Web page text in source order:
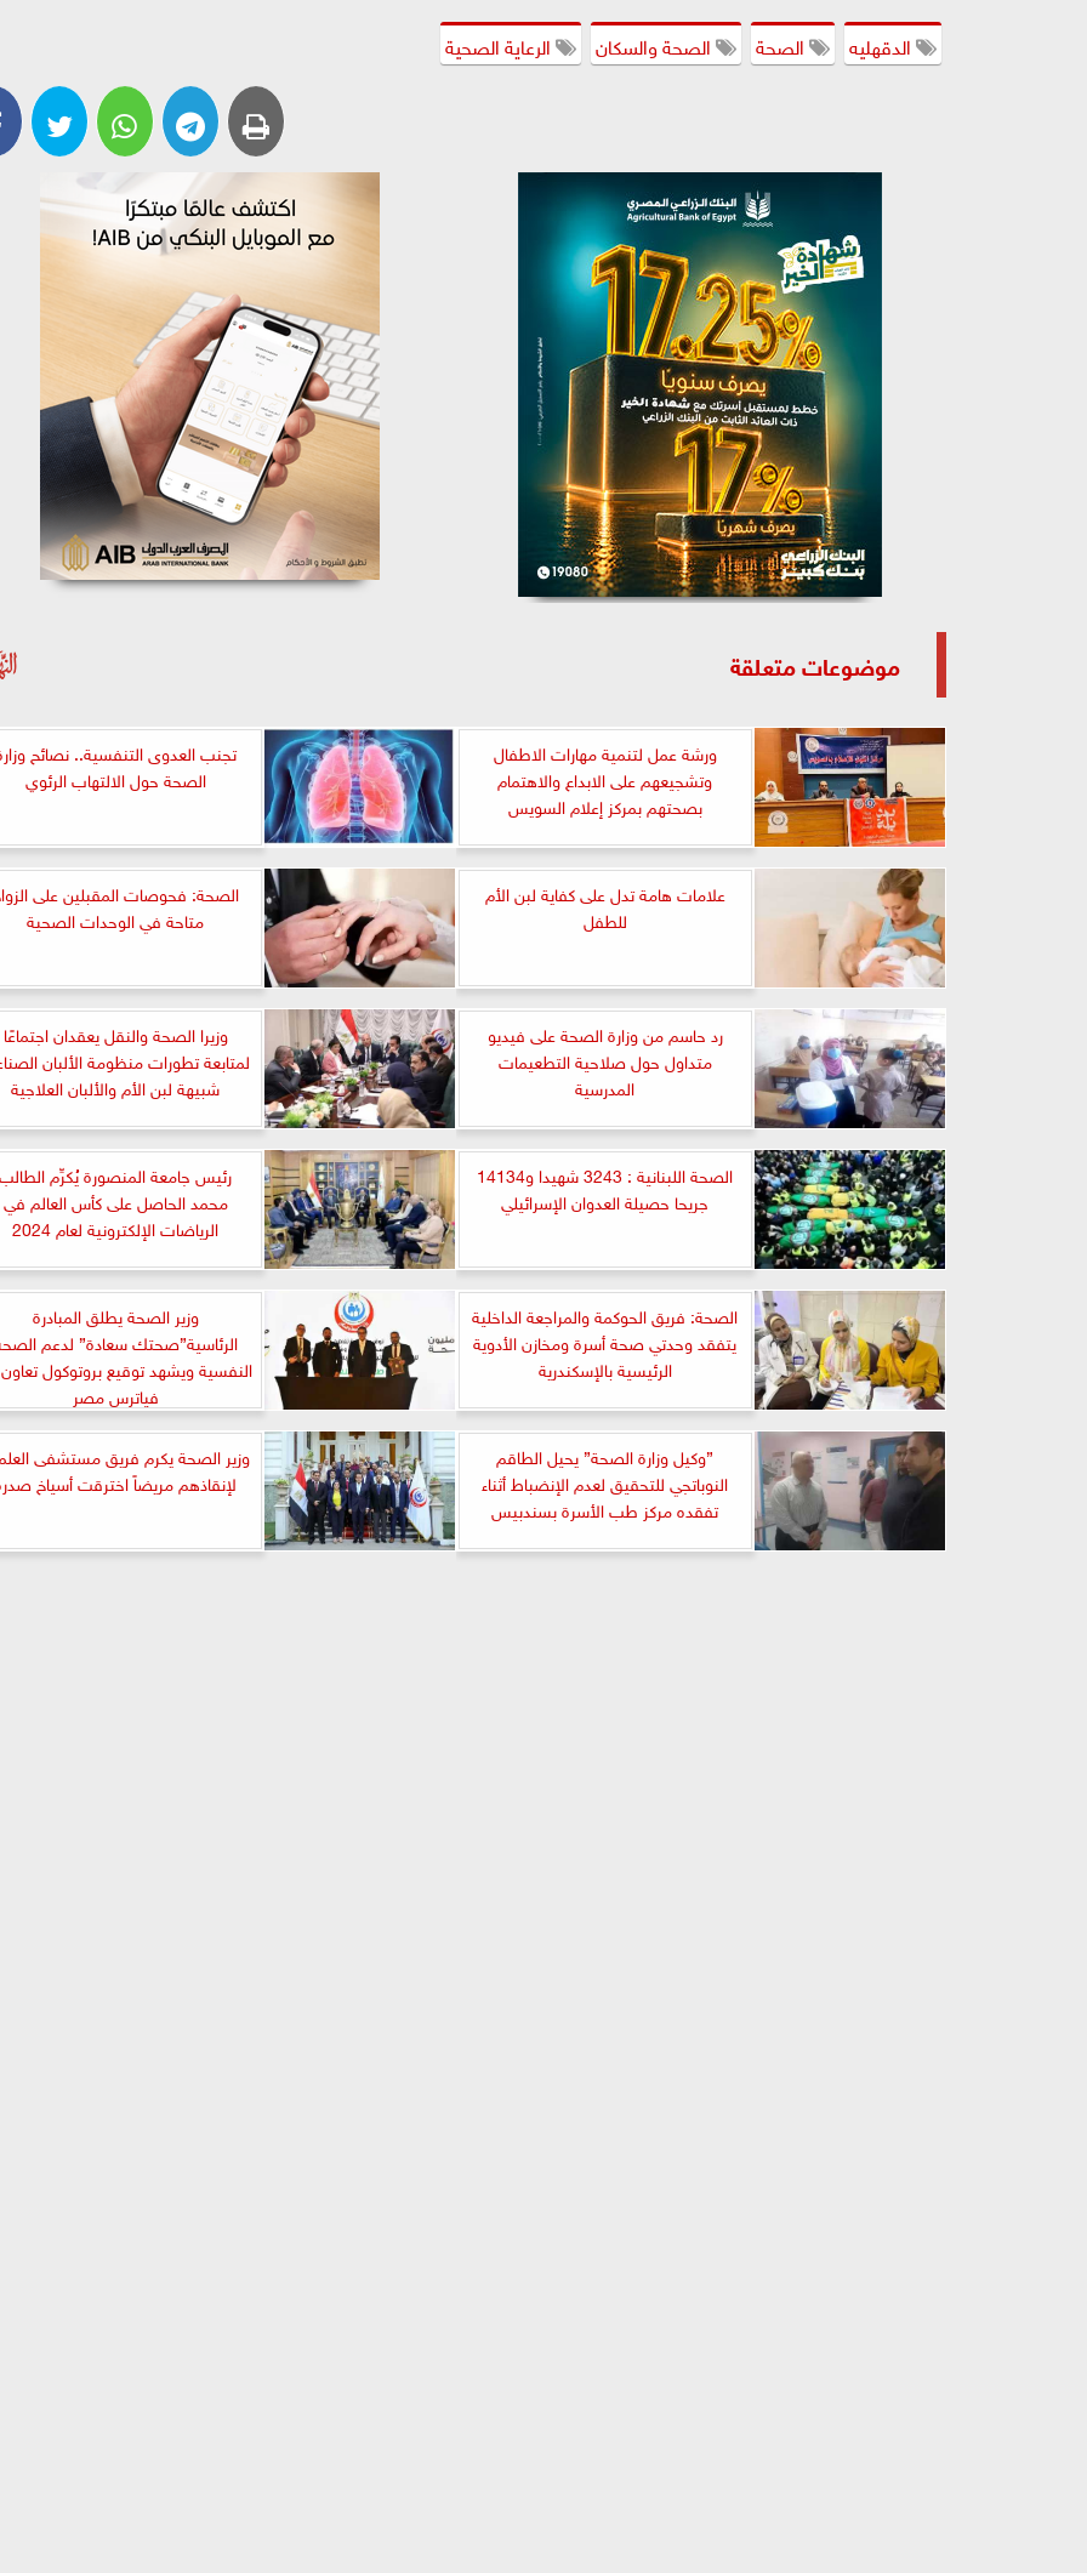
الدقهليه
الصحة الصحة والسكان الرعاية الصحية
موضوعات متعلقة
ورشة عمل لتنمية مهارات الاطفال
وتشجيعهم على الابداع والاهتمام
بصحتهم بمركز إعلام السويس
تجنب العدوى التنفسية.. نصائح
الصحة حول الالتهاب الرئوي
علامات هامة تدل على كفاية لبن الأم
للطفل
الصحة: فحوصات المقبلين على
متاحة في الوحدات الصحية
رد حاسم من وزارة الصحة على فيديو
متداول حول صلاحية التطعيمات
المدرسية
وزيرا الصحة والنقل يعقدان اجتماعًا
لمتابعة تطورات منظومة الألبان
شبيهة لبن الأم والألبان العلاجية
الصحة اللبنانية : 3243 شهيدا و14134
جريحا حصيلة العدوان الإسرائيلي
رئيس جامعة المنصورة يُكرِّم الطالب
محمد الحاصل على كأس العالم في
الرياضات الإلكترونية لعام 2024
الصحة: فريق الحوكمة والمراجعة الداخلية
يتفقد وحدتي صحة أسرة ومخازن الأدوية
الرئيسية بالإسكندرية
وزير الصحة يطلق المبادرة
الرئاسية”صحتك سعادة” لدعم
النفسية ويشهد توقيع بروتوكول
فياترس مصر
”وكيل وزارة الصحة” يحيل الطاقم
النوباتجي للتحقيق لعدم الإنضباط أثناء
تفقده مركز طب الأسرة بسندبيس
وزير الصحة يكرم فريق مستشفى
لإنقاذهم مريضاً اخترقت أسياخ